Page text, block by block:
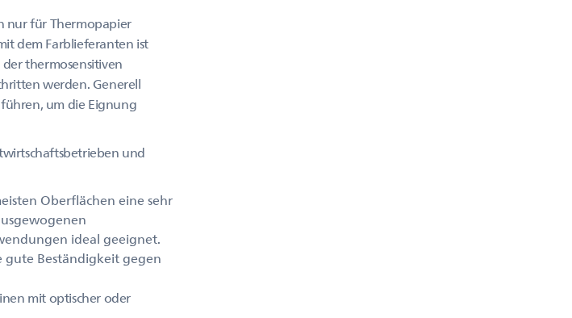
nur für Thermopapier
dem Farblieferanten ist
thermosensitiven
werden. Generell
um die Eignung
und
Oberflächen eine sehr
ideal geeignet.
gute Beständigkeit gegen
mit optischer oder